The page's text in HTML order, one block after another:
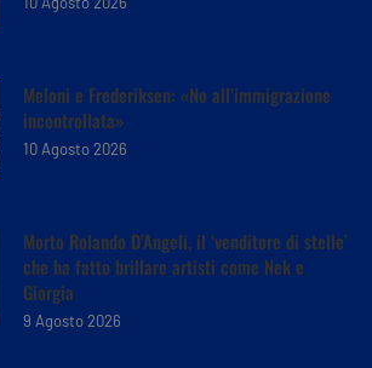
Meloni e Frederiksen: «No all’immigrazione
incontrollata»
10 Agosto 2026
Morto Rolando D’Angeli, il ‘venditore di stelle’
che ha fatto brillare artisti come Nek e
Giorgia
9 Agosto 2026